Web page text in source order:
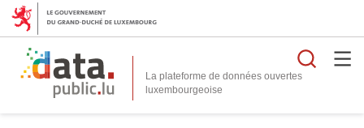
La plateforme de données ouvertes